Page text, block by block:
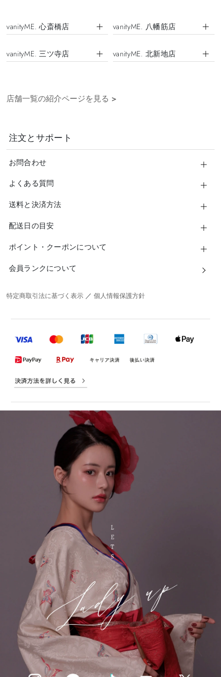
vanityME. 心斎橋店 vanityME. 八幡筋店
vanityME. 三ツ寺店 vanityME. 北新地店
店舗一覧の紹介ページを見る >
注文とサポート
お問合わせ
よくある質問
送料と決済方法
配送日の目安
ポイント・クーポンについて
会員ランクについて
特定商取引法に基づく表示 ／個人情報保護方針